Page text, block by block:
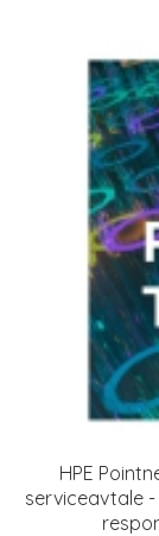
HPE
serviceavtale